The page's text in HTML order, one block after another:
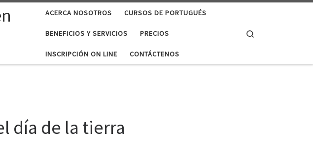
ACERCA NOSOTROS CURSOS DE PORTUGUÉS
BENEFICIOS Y SERVICIOS PRECIOS
INSCRIPCIÓN ON LINE CONTÁCTENOS
día de la tierra